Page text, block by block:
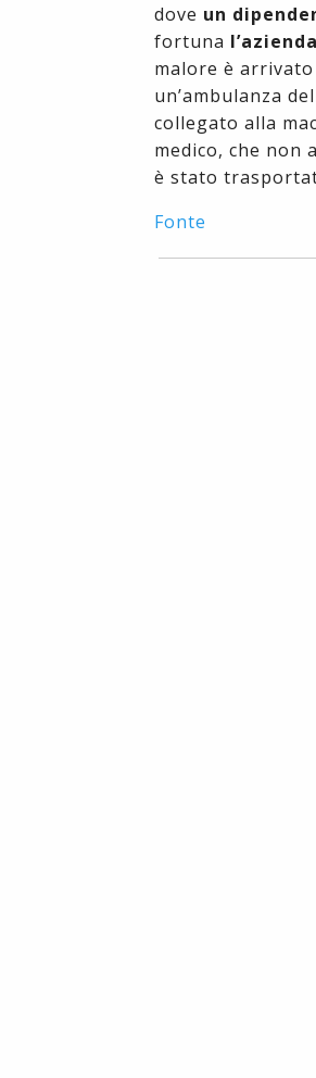
dove un
fortuna
malore è
un’ambulanza
collegato alla
medico, che non
è stato
Fonte